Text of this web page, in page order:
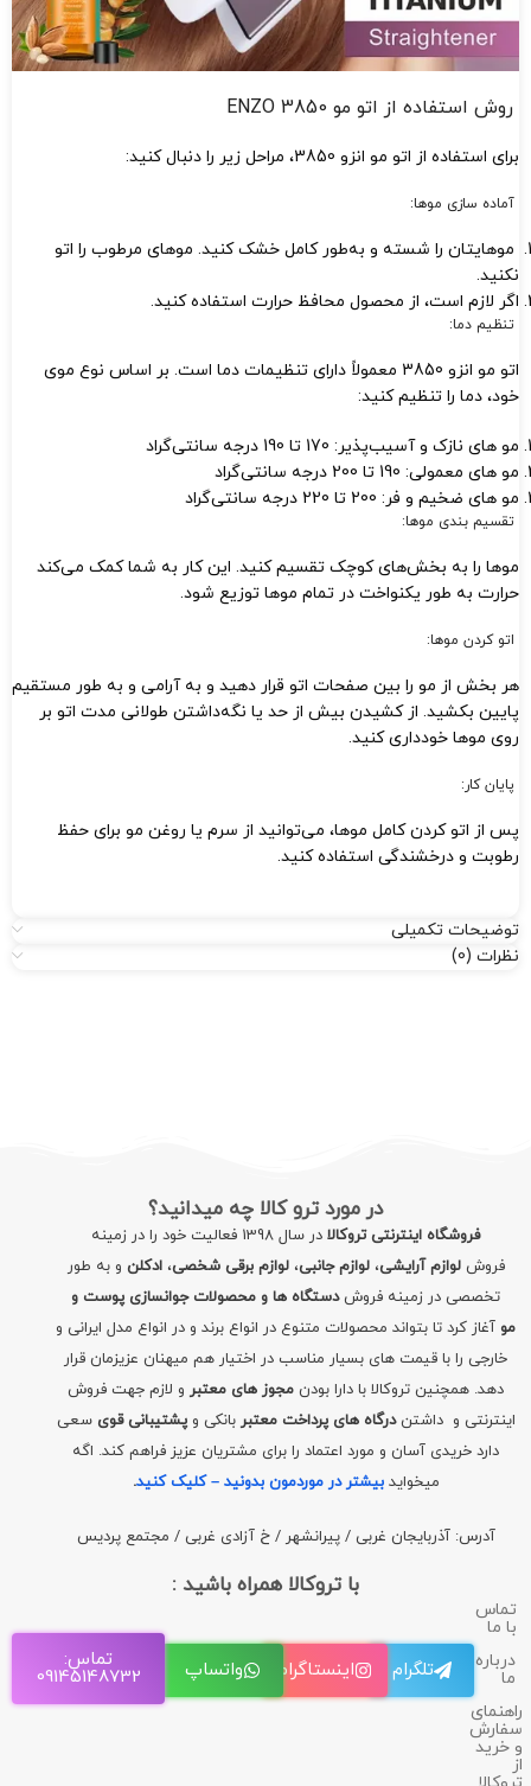
روش استفاده از اتو مو ENZO 3850
برای استفاده از اتو مو انزو 3850، مراحل زیر را دنبال کنید:
آماده‌ سازی موها:
موهایتان را شسته و به‌طور کامل خشک کنید. موهای مرطوب را اتو
نکنید.
اگر لازم است، از محصول محافظ حرارت استفاده کنید.
تنظیم دما:
اتو مو انزو 3850 معمولاً دارای تنظیمات دما است. بر اساس نوع موی
خود، دما را تنظیم کنید:
مو های نازک و آسیب‌پذیر: 170 تا 190 درجه سانتی‌گراد
مو های معمولی: 190 تا 200 درجه سانتی‌گراد
مو های ضخیم و فر: 200 تا 220 درجه سانتی‌گراد
تقسیم‌ بندی موها:
موها را به بخش‌های کوچک تقسیم کنید. این کار به شما کمک می‌کند
حرارت به طور یکنواخت در تمام موها توزیع شود.
اتو کردن موها:
هر بخش از مو را بین صفحات اتو قرار دهید و به آرامی و به طور مستقیم
پایین بکشید. از کشیدن بیش از حد یا نگه‌داشتن طولانی مدت اتو بر
روی موها خودداری کنید.
پایان کار:
پس از اتو کردن کامل موها، می‌توانید از سرم یا روغن مو برای حفظ
رطوبت و درخشندگی استفاده کنید.
توضیحات تکمیلی
نظرات (0)
در مورد ترو کالا چه میدانید؟
فروشگاه اینترنتی تروکالا
در سال 1398 فعالیت خود را در زمینه
فروشلوازم آرایشی،لوازم جانبی،لوازم برقی شخصی،ادکلن و به طور
تخصصی در زمینه فروشدستگاه ها و محصولات جوانسازی پوست و
مو آغاز کرد تا بتواند محصولات متنوع در انواع برند و در انواع مدل ایرانی و
خارجی را با قیمت های بسیار مناسب در اختیار هم میهنان عزیزمان قرار
دهد. همچنین تروکالا با دارا بودن مجوز های معتبرو لازم جهت فروش
اینترنتی و داشتندرگاه های پرداخت معتبر بانکی وپشتیبانی قوی سعی
دارد خریدی آسان و مورد اعتماد را برای مشتریان عزیز فراهم کند. اگه
میخوایدبیشتر در موردمون بدونید – کلیک کنید.
آدرس: آذربایجان غربی / پیرانشهر / خ آزادی غربی / مجتمع پردیس
با تروکالا همراه باشید :
تماس
با ما
درباره
ما
راهنمای
سفارش
و خرید
از
تلگرام اینستاگرام واتساپ تماس:
09145148732